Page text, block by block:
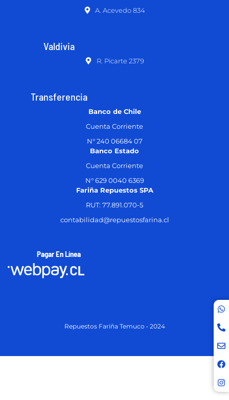
A. Acevedo 834
Valdivia
R. Picarte 2379
Transferencia
Banco de Chile
Cuenta Corriente
N° 240 06684 07
Banco Estado
Cuenta Corriente
N° 629 0040 6369
Fariña Repuestos SPA
RUT: 77.891.070-5
contabilidad@repuestosfarina.cl
Pagar En Línea
Repuestos Fariña Temuco • 2024